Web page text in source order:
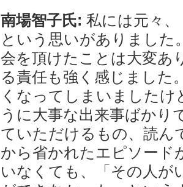
南場智子氏: 私には元々
という思いがありました
会を頂けたことは大変あ
る責任も強く感じました
くなってしまいました
うに大事な出来事ばかり
ていただけるもの、読ん
から省かれたエピソード
いなくても、「その人が